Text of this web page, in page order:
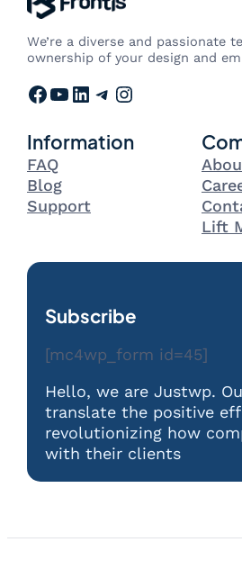
We’re a diverse and passionate
ownership of your design and
Facebook YouTube LinkedIn Telegram Instagram
Information
FAQ
Blog
Support
Lift
Subscribe
[mc4wp_form id=45]
Hello, we are Justwp.
translate the positive
revolutionizing how
with their clients